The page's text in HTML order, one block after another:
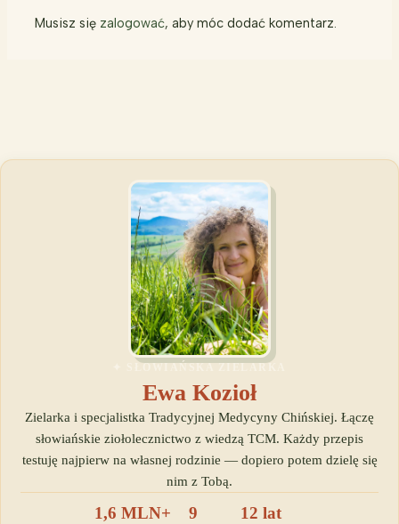
Musisz się zalogować, aby móc dodać komentarz.
Ewa Kozioł
Zielarka i specjalistka Tradycyjnej Medycyny Chińskiej. Łączę
słowiańskie ziołolecznictwo z wiedzą TCM. Każdy przepis
testuję najpierw na własnej rodzinie — dopiero potem dzielę się
nim z Tobą.
1,6 MLN+ 9 12 lat